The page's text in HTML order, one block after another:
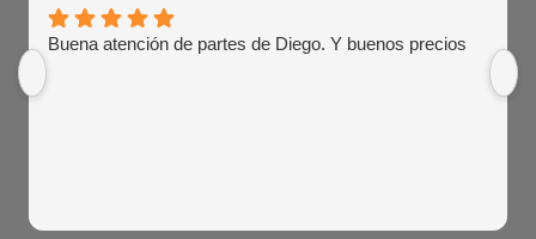
Buena atención de partes de Diego. Y buenos precios